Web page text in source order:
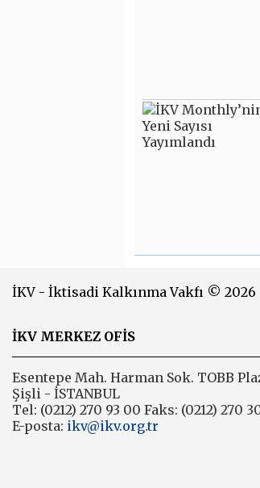
İKV - İktisadi Kalkınma Vakfı © 2026
İKV MERKEZ OFİS
Esentepe Mah. Harman Sok. TOBB
Şişli - İSTANBUL
Tel: (0212) 270 93 00 Faks: (0212) 270
E-posta: ikv@ikv.org.tr